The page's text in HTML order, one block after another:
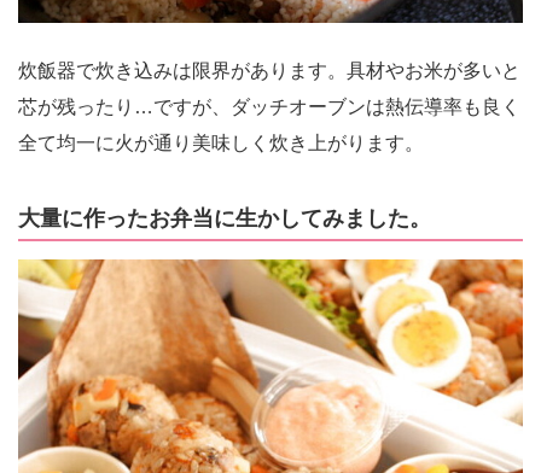
炊飯器で炊き込みは限界があります。具材やお米が多いと
芯が残ったり…ですが、ダッチオーブンは熱伝導率も良く
全て均一に火が通り美味しく炊き上がります。
大量に作ったお弁当に生かしてみました。